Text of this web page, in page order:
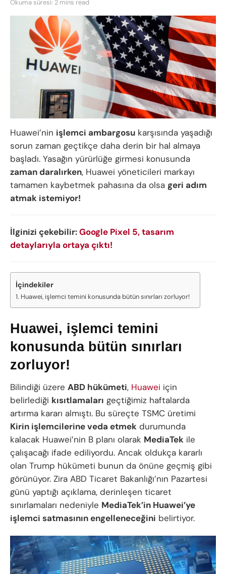
Okuma süresi: 2 mins read
Huawei’nin işlemci ambargosu karşısında yaşadığı
sorun zaman geçtikçe daha derin bir hal almaya
başladı. Yasağın yürürlüğe girmesi konusunda
zaman daralırken, Huawei yöneticileri markayı
tamamen kaybetmek pahasına da olsa geri adım
atmak istemiyor!
İlginizi çekebilir:Google Pixel 5, tasarım
detaylarıyla ortaya çıktı!
İçindekiler
Huawei, işlemci temini konusunda bütün sınırları zorluyor!
Huawei, işlemci temini
konusunda bütün sınırları
zorluyor!
Bilindiği üzere ABD hükümeti, Huawei için
belirlediği kısıtlamaları geçtiğimiz haftalarda
artırma kararı almıştı. Bu süreçte TSMC üretimi
Kirin işlemcilerine veda etmek durumunda
kalacak Huawei’nin B planı olarak MediaTek ile
çalışacağı ifade ediliyordu. Ancak oldukça kararlı
olan Trump hükümeti bunun da önüne geçmiş gibi
görünüyor. Zira ABD Ticaret Bakanlığı’nın Pazartesi
günü yaptığı açıklama, derinleşen ticaret
sınırlamaları nedeniyle MediaTek’in Huawei’ye
işlemci satmasının engelleneceğini belirtiyor.